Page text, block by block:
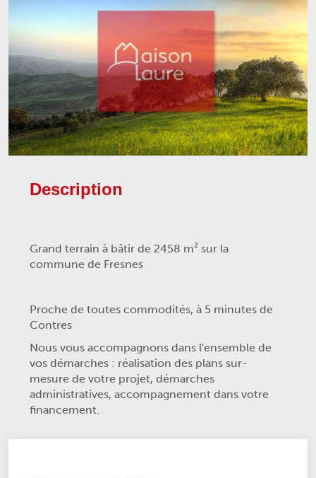
Description
Grand terrain à bâtir de 2458 m² sur la
commune de Fresnes
Proche de toutes commodités, à 5 minutes de
Contres
Nous vous accompagnons dans l'ensemble de
vos démarches : réalisation des plans sur-
mesure de votre projet, démarches
administratives, accompagnement dans votre
financement.